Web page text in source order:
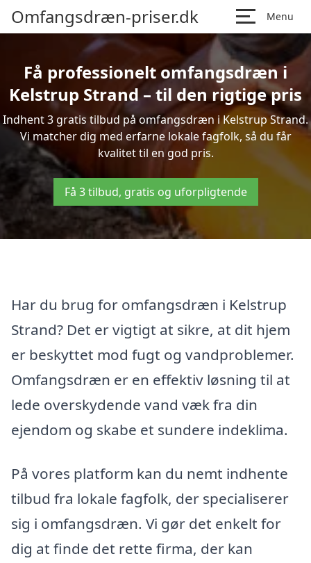
Omfangsdræn-priser.dk Menu
Få professionelt omfangsdræn i
Kelstrup Strand – til den rigtige pris
Indhent 3 gratis tilbud på omfangsdræn i Kelstrup Strand.
Vi matcher dig med erfarne lokale fagfolk, så du får
kvalitet til en god pris.
Få 3 tilbud, gratis og uforpligtende
Har du brug for omfangsdræn i Kelstrup
Strand? Det er vigtigt at sikre, at dit hjem
er beskyttet mod fugt og vandproblemer.
Omfangsdræn er en effektiv løsning til at
lede overskydende vand væk fra din
ejendom og skabe et sundere indeklima.
På vores platform kan du nemt indhente
tilbud fra lokale fagfolk, der specialiserer
sig i omfangsdræn. Vi gør det enkelt for
dig at finde det rette firma, der kan